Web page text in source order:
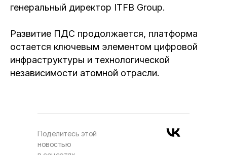
генеральный директор ITFB Group.
Развитие ПДС продолжается, платформа
остается ключевым элементом цифровой
инфраструктуры и технологической
независимости атомной отрасли.
Поделитесь этой
новостью